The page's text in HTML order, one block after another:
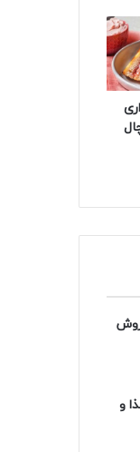
تلخی آبلیمو به 5 روش
و